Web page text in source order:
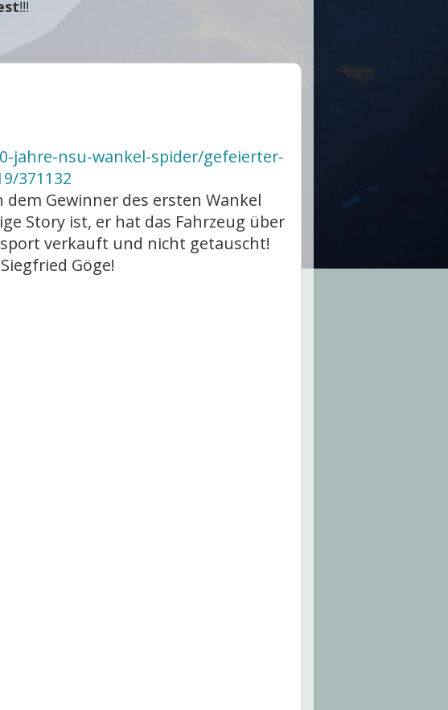
!!!
jahre-nsu-wankel-spider/gefeierter-
371132
Gewinner des ersten Wankel
Story ist, er hat das Fahrzeug über
verkauft und nicht getauscht!
Göge!